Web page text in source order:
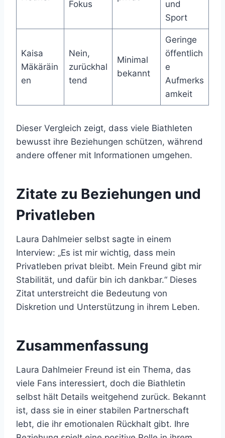
Fokus
und
Sport
Kaisa
Mäkäräin
en
Nein,
zurückhal
tend
Minimal
bekannt
Geringe
öffentlich
e
Aufmerks
amkeit
Dieser Vergleich zeigt, dass viele Biathleten
bewusst ihre Beziehungen schützen, während
andere offener mit Informationen umgehen.
Zitate zu Beziehungen und
Privatleben
Laura Dahlmeier selbst sagte in einem
Interview: „Es ist mir wichtig, dass mein
Privatleben privat bleibt. Mein Freund gibt mir
Stabilität, und dafür bin ich dankbar.“ Dieses
Zitat unterstreicht die Bedeutung von
Diskretion und Unterstützung in ihrem Leben.
Zusammenfassung
Laura Dahlmeier Freund ist ein Thema, das
viele Fans interessiert, doch die Biathletin
selbst hält Details weitgehend zurück. Bekannt
ist, dass sie in einer stabilen Partnerschaft
lebt, die ihr emotionalen Rückhalt gibt. Ihre